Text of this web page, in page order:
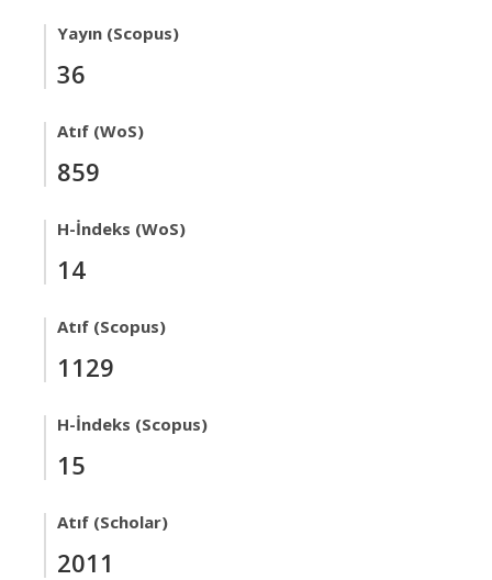
Yayın (Scopus)
36
Atıf (WoS)
859
H-İndeks (WoS)
14
Atıf (Scopus)
1129
H-İndeks (Scopus)
15
Atıf (Scholar)
2011